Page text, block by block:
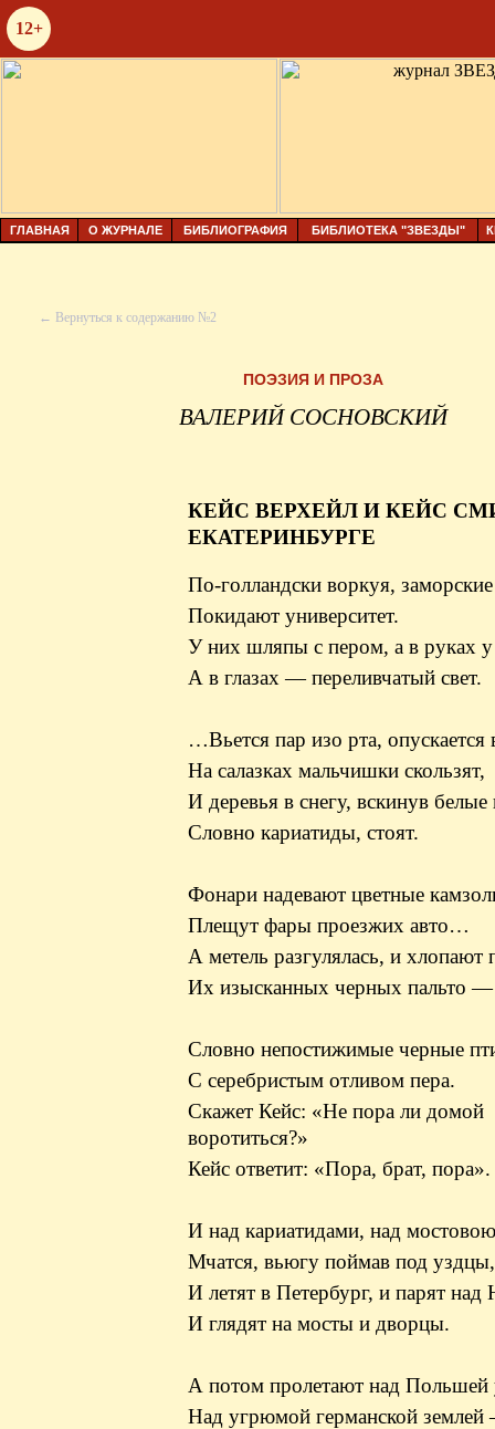
12+
ГЛАВНАЯ О ЖУРНАЛЕ БИБЛИОГРАФИЯ БИБЛИОТЕКА "ЗВЕЗДЫ"
← Вернуться к содержанию №2
ПОЭЗИЯ И ПРОЗА
ВАЛЕРИЙ СОСНОВСКИЙ
КЕЙС ВЕРХЕЙЛ И КЕЙС
ЕКАТЕРИНБУРГЕ
По-голландски воркуя,
Покидают университет.
У них шляпы с пером, а в руках у
А в глазах — переливчатый свет.
…Вьется пар изо рта, опускается
На салазках мальчишки скользят,
И деревья в снегу, вскинув белые
Словно кариатиды, стоят.
Фонари надевают цветные
Плещут фары проезжих авто…
А метель разгулялась, и хлопают
Их изысканных черных пальто —
Словно непостижимые черные
С серебристым отливом пера.
Скажет Кейс: «Не пора ли домой
воротиться?»
Кейс ответит: «Пора, брат, пора».
И над кариатидами, над мостовою
Мчатся, вьюгу поймав под
И летят в Петербург, и парят
И глядят на мосты и дворцы.
А потом пролетают над
Над угрюмой германской